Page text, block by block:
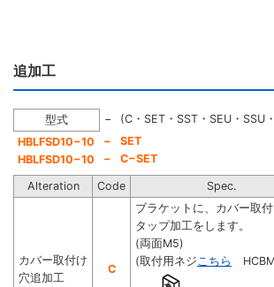
追加工
型式 −
(C・SET・SST・SEU・SSU
HBLFSD10−10
HBLFSD10−10
−
−
SET
C−SET
Alteration Code Spec.
カバー取付け
穴追加工
C
ブラケットに、カバー取
タップ加工をします。
(両面M5)
(取付用ネジ こちら